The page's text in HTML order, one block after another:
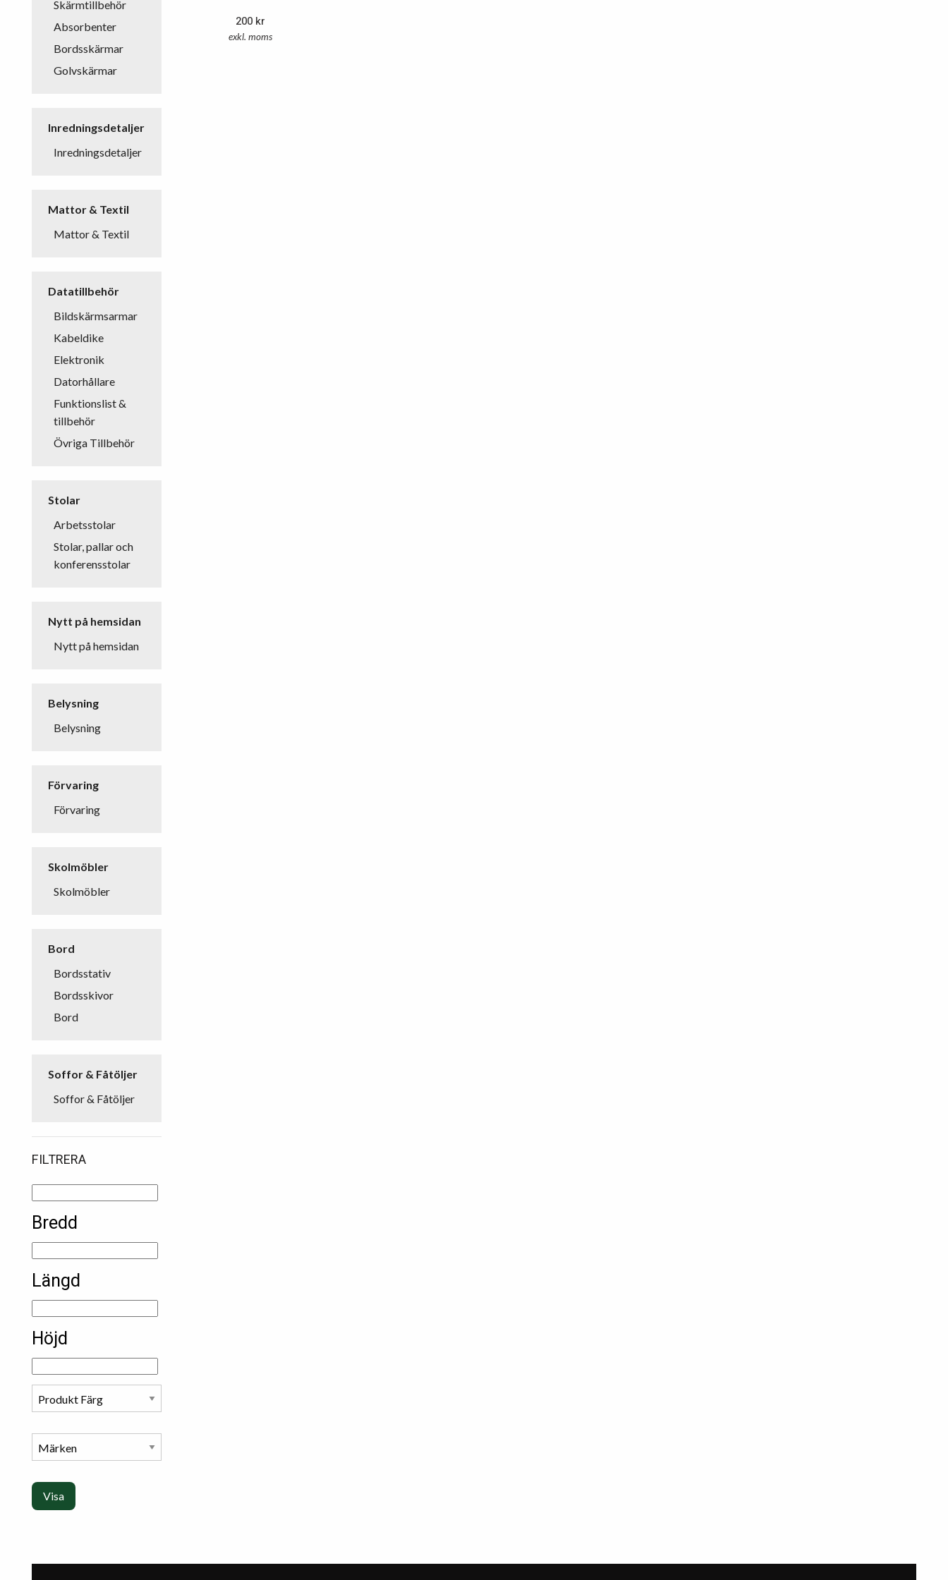
Skärmtillbehör
Absorbenter
Bordsskärmar
Golvskärmar
Inredningsdetaljer
Inredningsdetaljer
Mattor & Textil
Mattor & Textil
Datatillbehör
Bildskärmsarmar
Kabeldike
Elektronik
Datorhållare
Funktionslist &
tillbehör
Övriga Tillbehör
Stolar
Arbetsstolar
Stolar, pallar och
konferensstolar
Nytt på hemsidan
Nytt på hemsidan
Belysning
Belysning
Förvaring
Förvaring
Skolmöbler
Skolmöbler
Bord
Bordsstativ
Bordsskivor
Bord
Soffor & Fåtöljer
Soffor & Fåtöljer
FILTRERA
Bredd
Längd
Höjd
Visa
200 kr
exkl. moms